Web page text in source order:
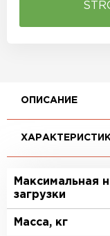
ОПИСАНИЕ
Максимальная
загрузки
Масса, кг